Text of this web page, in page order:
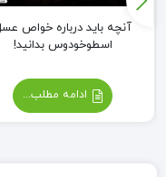
آنچه باید درباره خواص
اسطوخودوس بدانید!
ادامه مطلب...